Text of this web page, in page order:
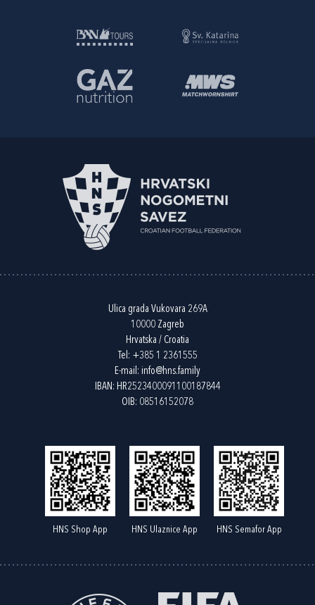
Ulica grada Vukovara 269A
10000 Zagreb
Hrvatska / Croatia
Tel: +385 1 2361555
E-mail: info@hns.family
IBAN: HR2523400091100187844
OIB: 08516152078
HNS Shop App HNS Ulaznice App HNS Semafor App